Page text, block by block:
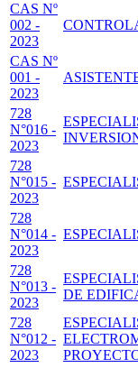
CAS Nº
002 -
2023
CAS Nº
001 -
2023
728
N°016 -
2023
728
N°015 -
2023
728
N°014 -
2023
728
N°013 -
2023
DE
728
N°012 -
2023